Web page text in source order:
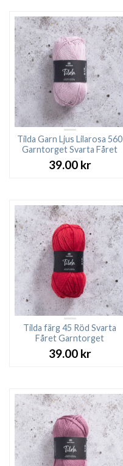
Tilda Garn Ljus Lilarosa 560
Garntorget Svarta Fåret
39.00 kr
Tilda färg 45 Röd Svarta
Fåret Garntorget
39.00 kr